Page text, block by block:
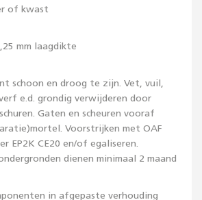
of kwast
mm laagdikte
schoon en droog te zijn. Vet, vuil,
e.d. grondig verwijderen door
Gaten en scheuren vooraf
Voorstrijken met OAF
EP2K CE20 en/of egaliseren.
dienen minimaal 2 maand
in afgepaste verhouding